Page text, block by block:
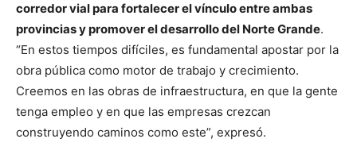
corredor vial para fortalecer el vínculo entre ambas
provincias y promover el desarrollo del Norte Grande.
“En estos tiempos difíciles, es fundamental apostar por la
obra pública como motor de trabajo y crecimiento.
Creemos en las obras de infraestructura, en que la gente
tenga empleo y en que las empresas crezcan
construyendo caminos como este”, expresó.